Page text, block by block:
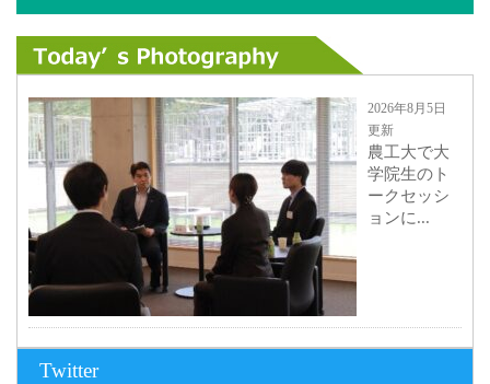
2026年8月5日
更新
農工大で大
学院生のト
ークセッシ
ョンに...
Twitter